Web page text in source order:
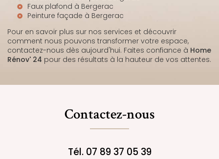
Faux plafond à Bergerac
Peinture façade à Bergerac
Pour en savoir plus sur nos services et découvrir
comment nous pouvons transformer votre espace,
contactez-nous dès aujourd'hui. Faites confiance à Home
Rénov' 24 pour des résultats à la hauteur de vos attentes.
Contactez-nous
Tél. 07 89 37 05 39